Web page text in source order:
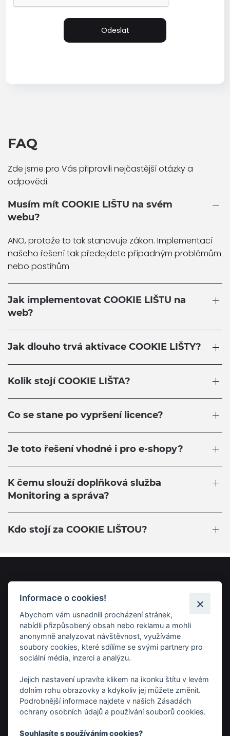
Odeslat
FAQ
Zde jsme pro Vás připravili nejčastější otázky a
odpovědi.
Musím mít COOKIE LIŠTU na svém
webu?
ANO, protože to tak stanovuje zákon. Implementací
našeho řešení tak předejdete případným problémům
nebo postihům
Jak implementovat COOKIE LIŠTU na
web?
Jak dlouho trvá aktivace COOKIE LIŠTY?
Kolik stojí COOKIE LIŠTA?
Co se stane po vypršení licence?
Je toto řešení vhodné i pro e-shopy?
K čemu slouží doplňková služba
Monitoring a správa?
Kdo stojí za COOKIE LIŠTOU?
Provozovatel
Weboo s.r.o.
Husinecká 903/10
Praha 3
130 00
Kancelář
Weboo s.r.o.
Informace o cookies!
Abychom vám usnadnili procházení stránek,
nabídli přizpůsobený obsah nebo reklamu a mohli
anonymně analyzovat návštěvnost, využíváme
soubory cookies, které sdílíme se svými partnery pro
sociální média, inzerci a analýzu.
Jejich nastavení upravíte klikem na ikonku štítu v levém
dolním rohu obrazovky a kdykoliv jej můžete změnit.
Podrobnější informace najdete v našich Zásadách
ochrany osobních údajů a používání souborů cookies.
Souhlasíte s používáním cookies?